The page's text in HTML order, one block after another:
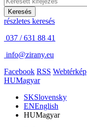
Keresés
részletes keresés
037 / 631 88 41
info@zirany.eu
Facebook RSS Webtérkép
HUMagyar
SKSlovensky
ENEnglish
HUMagyar